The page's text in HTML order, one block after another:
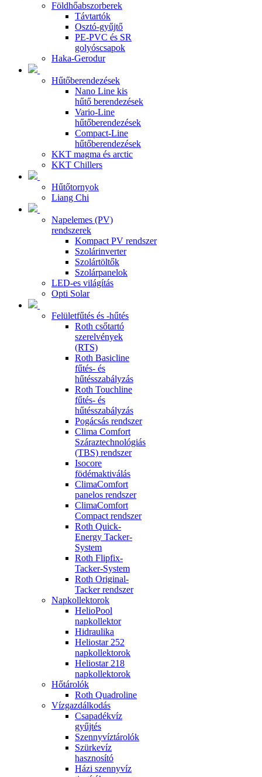
Földhőabszorberek
Távtartók
Osztó-gyűjtő
PE-PVC és SR
golyóscsapok
Haka-Gerodur
Hűtőberendezések
Nano Line kis
hűtő berendezések
Vario-Line
hűtőberendezések
Compact-Line
hűtőberendezések
KKT magma és arctic
KKT Chillers
Hűtőtornyok
Liang Chi
Napelemes (PV)
rendszerek
Kompact PV rendszer
Szolárinverter
Szolártöltők
Szolárpanelok
LED-es világítás
Opti Solar
Felületfűtés és -hűtés
Roth csőtartó
szerelvények
(RTS)
Roth Basicline
fűtés- és
hűtésszabályzás
Roth Touchline
fűtés- és
hűtésszabályzás
Pogácsás rendszer
Clima Comfort
Száraztechnológiás
(TBS) rendszer
Isocore
födémaktiválás
ClimaComfort
panelos rendszer
ClimaComfort
Compact rendszer
Roth Quick-
Energy Tacker-
System
Roth Flipfix-
Tacker-System
Roth Original-
Tacker rendszer
Napkollektorok
HelioPool
napkollektor
Hidraulika
Heliostar 252
napkollektorok
Heliostar 218
napkollektorok
Hőtárolók
Roth Quadroline
Vízgazdálkodás
Csapadékvíz
gyűjtés
Szennyvíztárolók
Szürkevíz
hasznosító
Házi szennyvíz